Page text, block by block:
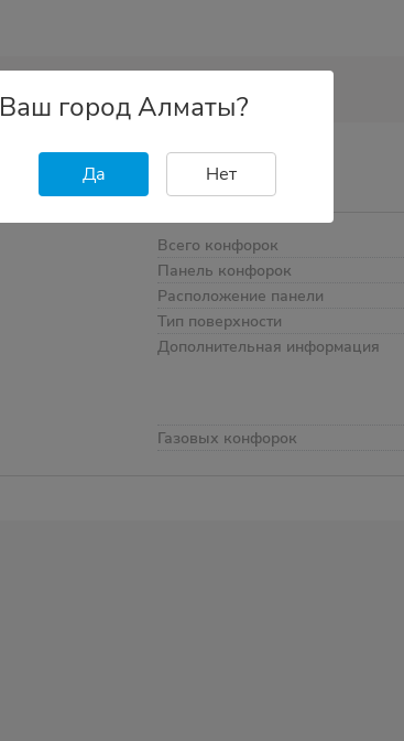
Всего конфорок
Панель конфорок
Расположение панели
Тип поверхности
Дополнительная информация
Газовых конфорок
Ваш город Алматы?
Да Нет